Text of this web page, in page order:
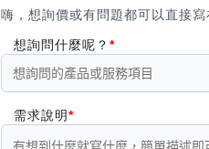
嗨，想詢價或有問題都可以直接
想詢問什麼呢？
需求說明